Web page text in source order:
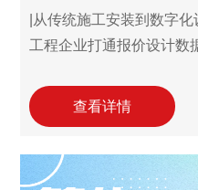
|从传统施工安装到数字
工程企业打通报价设计数
件达成合作协议，签约引
件套解决方案，用数字化
装、承修、承试及各类
查看详情